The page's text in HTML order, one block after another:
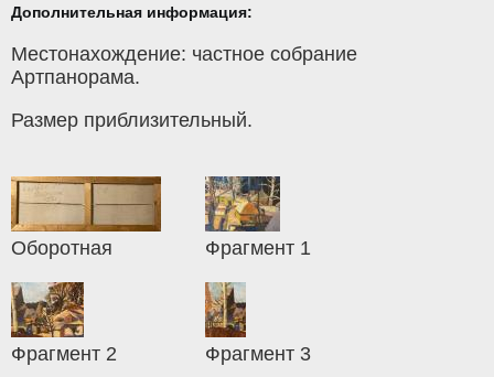
Дополнительная информация:
Местонахождение: частное собрание
Артпанорама.
Размер приблизительный.
Оборотная Фрагмент 1
Фрагмент 2 Фрагмент 3